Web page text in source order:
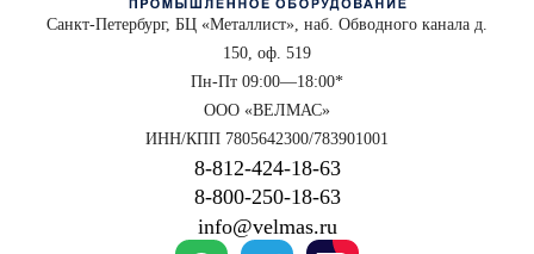
Санкт-Петербург, БЦ «Металлист», наб. Обводного канала д.
150, оф. 519
Пн-Пт 09:00—18:00*
ООО «ВЕЛМАС»
ИНН/КПП 7805642300/783901001
8‑812‑424‑18‑63
8‑800‑250‑18‑63
info@velmas.ru